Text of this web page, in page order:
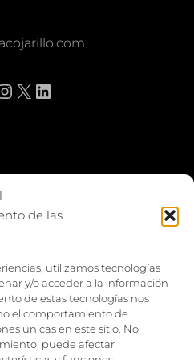
de las
utilizamos tecnologías
y/o acceder a la información
de estas tecnologías nos
el comportamiento de
únicas en este sitio. No
puede afectar
X LinkedIn
REBAJAS
y compartir
larga